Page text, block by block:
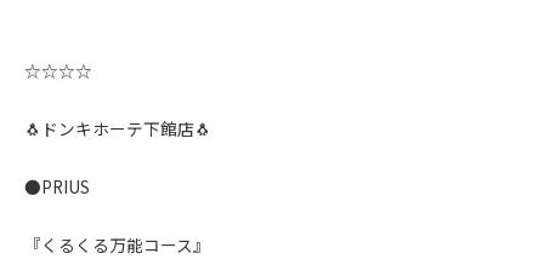
☆☆☆☆
🐧ドンキホーテ下館店🐧
●PRIUS
『くるくる万能コース』